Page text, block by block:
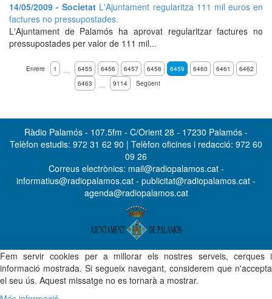
14/05/2009 - Societat L'Ajuntament regularitza 111 mil euros en
factures no pressupostades.
L'Ajuntament de Palamós ha aprovat regularitzar factures no
pressupostades per valor de 111 mil...
Enrere 1 … 6455 6456 6457 6458 6459 6460 6461
6462
6463
… 9114 Següent
Ràdio Palamós - 107.5fm - C/Orient 28 - 17230 Palamós -
Telèfon estudis: 972 31 62 90 | Telèfon oficines i redacció: 972 60
09 26
Correus electrònics: mail@radiopalamos.cat -
informatius@radiopalamos.cat - publicitat@radiopalamos.cat -
agenda@radiopalamos.cat
Fem servir cookies per a millorar els nostres serveis, cerques i
informació mostrada. Si segueix navegant, considerem que n'accepta
el seu ús. Aquest missatge no es tornarà a mostrar.